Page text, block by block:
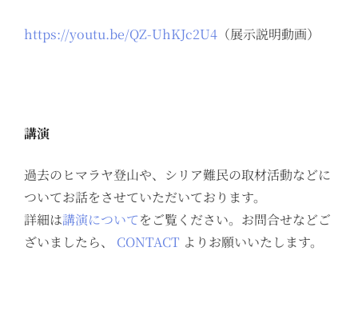
https://youtu.be/QZ-UhKJc2U4 （展示説明動画）
講演
過去のヒマラヤ登山や、シリア難民の取材活動などに
ついてお話をさせていただいております。
詳細は講演についてをご覧ください。お問合せなどご
ざいましたら、 CONTACT よりお願いいたします。